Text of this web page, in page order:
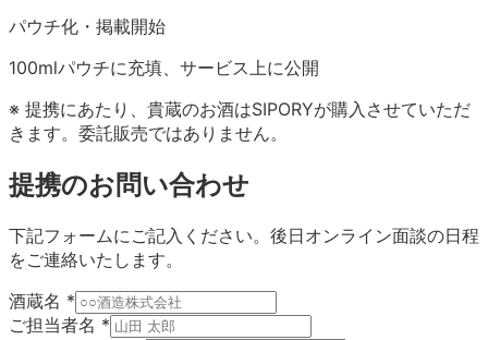
パウチ化・掲載開始
100mlパウチに充填、サービス上に公開
※ 提携にあたり、貴蔵のお酒はSIPORYが購入させていただ
きます。委託販売ではありません。
提携のお問い合わせ
下記フォームにご記入ください。後日オンライン面談の日程
をご連絡いたします。
酒蔵名 *
ご担当者名 *